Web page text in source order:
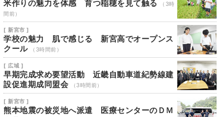
米作りの魅力を体感 育つ稲穂を見て触る
（3時
間前）
[ 新宮市 ]
学校の魅力 肌で感じる 新宮高でオープンス
クール
（3時間前）
[ 広域 ]
早期完成求め要望活動 近畿自動車道紀勢線建
設促進期成同盟会
（3時間前）
[ 新宮市 ]
熊本地震の被災地へ派遣 医療センターのＤＭ